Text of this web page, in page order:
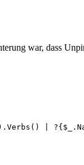
war, dass
|